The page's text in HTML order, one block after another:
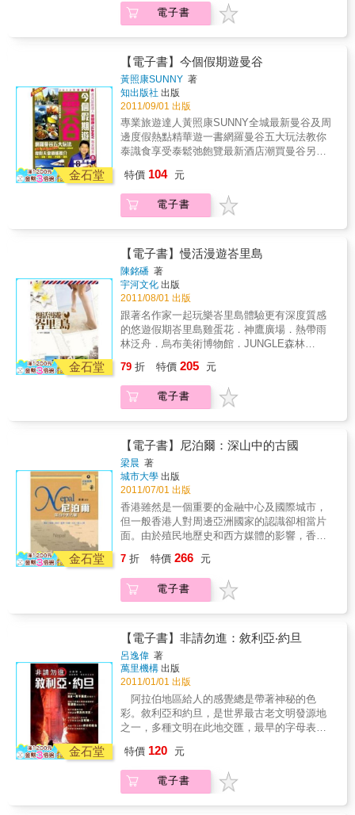
們為甚麼這樣自以為是？！我們的香港少女又
降臨，為了避邪，他們都會隨身攜帶一只“惡魔
之眼”，圓形的以深藍色及白色相間，像一只藍
色大眼睛的玻璃製品，用來吸引惡魔的注意以
避邪。學時裝設計的香港少女，在土耳其買了
很多惡魔之眼，卻也沒能躲過一次又一次被土
耳其男人騷擾的厄運。作者用獨特的眼光，美
麗的照片和自己親手繪製的有趣圖畫，講述她
在土耳其的所見所聞和一些視角特別的故
事……
電子書
金石堂
【電子書】今個假期遊曼谷
黃照康SUNNY 著
知出版社 出版
2011/09/01 出版
專業旅遊達人黃照康SUNNY全城最新曼谷及周
邊度假熱點精華遊一書網羅曼谷五大玩法教你
泰識食享受泰鬆弛飽覽最新酒店潮買曼谷另類
度假天堂：布吉、華欣、蘇梅、芭堤雅、羅勇
搜羅最新resort與酒店，一嘗優質生活滋味；介
紹陽光海灘與外島，盡享大自然的景致和暖
店，滿載而歸。體驗不一樣的泰國之旅旅遊專
家．專業導賞．提供最新必選貼士各適其適，
寫意自遊！今個假期遊曼谷 2012最新版
特價 104 元
電子書
金石堂
【電子書】慢活漫遊峇里島
陳銘磻 著
宇河文化 出版
2011/08/01 出版
跟著名作家一起玩樂峇里島體驗更有深度質感
的悠遊假期峇里島雞蛋花．神鷹廣場．熱帶雨
林泛舟．烏布美術博物館．JUNGLE森林
上風光．蘭夢島村落奇．VILLA的閒居生活．塔
那羅海神廟．小婆羅浮圖軍事博物館．金兔黃
金咖啡製造店．精油製造店．KUTA洋人街．海
好比一篇悠閒雅緻的小品文，裡面描繪和敘述
無數燦然和使人眩目的青春情事！每當憶起這
抹變化無窮的畫面，我眼下即刻出現，飛翔在
蘭夢島半空，那許多隻輕盈的白色海鳥，露出
無比恬淡的微笑，對我發出淺淺的召喚……
79 折 特價 205 元
電子書
金石堂
【電子書】尼泊爾：深山中的古國
梁晨 著
城市大學 出版
2011/07/01 出版
香港雖然是一個重要的金融中心及國際城市，
但一般香港人對周邊亞洲國家的認識卻相當片
面。由於殖民地歷史和西方媒體的影響，香港
國為佳。事實上，大專院校本科學生要在港找
一本認識亞洲鄰國的入門書籍也不容易。2004
年開始陸續出版的「認識東亞及東南亞系
中包括日本和東盟的十個成員國。鑒於反應不
錯，第二階段擴展為「認識亞洲系列」，計劃
再出版10本，包括南亞的印度、巴基斯坦、孟
加拉；西亞的沙特阿拉伯、伊朗、伊拉克；以
及南北韓、蒙古等，期望能逐步包括亞洲每一
個國家。而由於東南亞各國近年發展迅速，早
年出版的「認識東亞及東南亞系列」叢書亦決
定逐步更新，新版中除補充各國近年政經各方
面的發展外，亦會併入「認識亞洲系列」。叢
片，每一本書針對一個國家作一概括性的介
紹，讓大專學生、工商界人士、遊客、以至有
興趣的市民，對該國的歷史、地理、政治、經
7 折 特價 266 元
電子書
金石堂
【電子書】非請勿進：敘利亞‧約旦
呂逸偉 著
萬里機構 出版
2011/01/01 出版
阿拉伯地區給人的感覺總是帶著神秘的色
彩。敘利亞和約旦，是世界最古老文明發源地
之一，多種文明在此地交匯，最早的字母表就
教、伊斯蘭教三大宗教的發源地。眾多著名的
歷史古跡：古老的修道院，古堡古城，古羅馬
劇場，旖旎的山城風光……高山、森林、河
特價 120 元
電子書